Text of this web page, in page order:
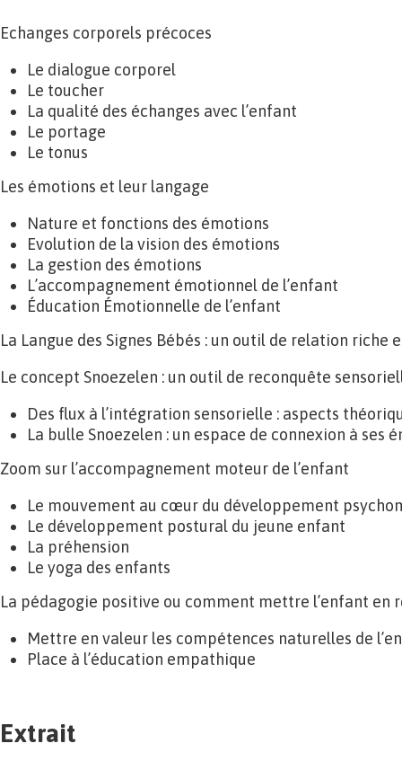
Echanges corporels précoces
Le dialogue corporel
Le toucher
La qualité des échanges avec l’enfant
Le portage
Le tonus
Les émotions et leur langage
Nature et fonctions des émotions
Evolution de la vision des émotions
La gestion des émotions
L’accompagnement émotionnel de l’enfant
Éducation Émotionnelle de l’enfant
La Langue des Signes Bébés : un outil de relation riche
Le concept Snoezelen : un outil de reconquête
Des flux à l’intégration sensorielle : aspects
La bulle Snoezelen : un espace de connexion à ses
Zoom sur l’accompagnement moteur de l’enfant
Le mouvement au cœur du développement
Le développement postural du jeune enfant
La préhension
Le yoga des enfants
La pédagogie positive ou comment mettre l’enfant en
Mettre en valeur les compétences naturelles de
Place à l’éducation empathique
Extrait